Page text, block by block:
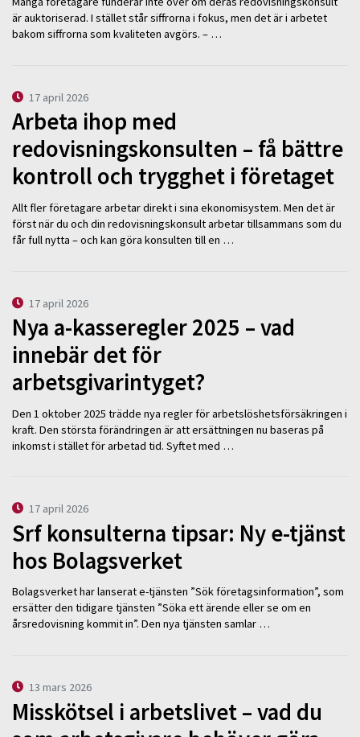
är auktoriserad. I stället står siffrorna i fokus, men det är i arbetet
bakom siffrorna som kvaliteten avgörs. – …
17 april 2026
Arbeta ihop med
redovisningskonsulten – få bättre
kontroll och trygghet i företaget
Allt fler företagare arbetar direkt i sina ekonomisystem. Men det är
först när du och din redovisningskonsult arbetar tillsammans som du
får full nytta – och kan göra konsulten till en …
17 april 2026
Nya a-kasseregler 2025 – vad
innebär det för
arbetsgivarintyget?
Den 1 oktober 2025 trädde nya regler för arbetslöshetsförsäkringen i
kraft. Den största förändringen är att ersättningen nu baseras på
inkomst i stället för arbetad tid. Syftet med …
17 april 2026
Srf konsulterna tipsar: Ny e-tjänst
hos Bolagsverket
Bolagsverket har lanserat e-tjänsten ”Sök företagsinformation”, som
ersätter den tidigare tjänsten ”Söka ett ärende eller se om en
årsredovisning kommit in”. Den nya tjänsten samlar …
13 mars 2026
Misskötsel i arbetslivet – vad du